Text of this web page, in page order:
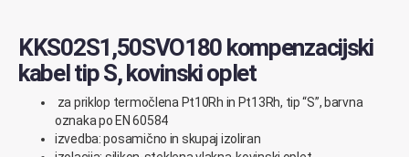
KKS02S1,50SVO180 kompenzacijski
kabel tip S, kovinski oplet
za priklop termočlena Pt10Rh in Pt13Rh, tip “S”, barvna
oznaka po EN 60584
izvedba: posamično in skupaj izoliran